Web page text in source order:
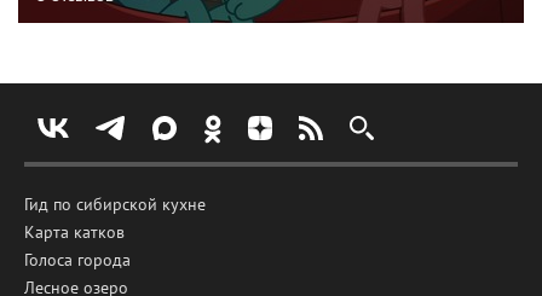
Гид по сибирской кухне
Карта катков
Голоса города
Лесное озеро